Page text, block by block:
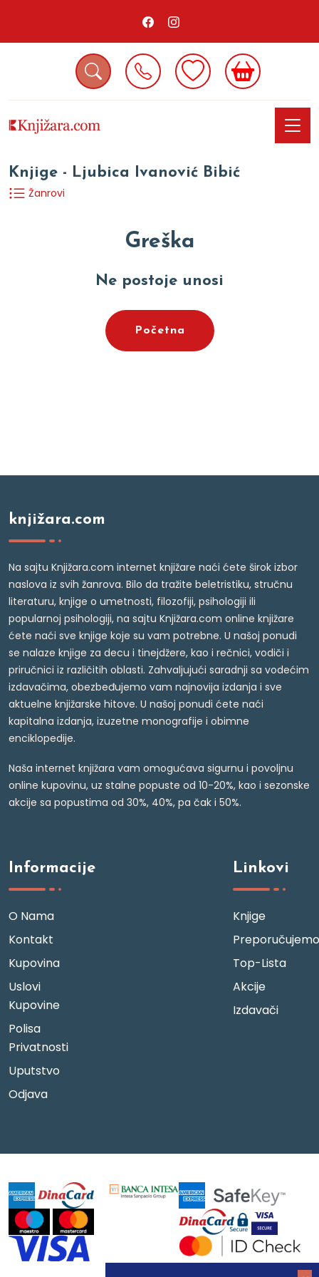
Knjige - Ljubica Ivanović Bibić
Žanrovi
Greška
Ne postoje unosi
Početna
knjižara.com
Na sajtu Knjižara.com internet knjižare naći ćete širok izbor
naslova iz svih žanrova. Bilo da tražite beletristiku, stručnu
literaturu, knjige o umetnosti, filozofiji, psihologiji ili
popularnoj psihologiji, na sajtu Knjižara.com online knjižare
ćete naći sve knjige koje su vam potrebne. U našoj ponudi
se nalaze knjige za decu i tinejdžere, kao i rečnici, vodiči i
priručnici iz različitih oblasti. Zahvaljujući saradnji sa vodećim
izdavačima, obezbeđujemo vam najnovija izdanja i sve
aktuelne knjižarske hitove. U našoj ponudi ćete naći
kapitalna izdanja, izuzetne monografije i obimne
enciklopedije.
Naša internet knjižara vam omogućava sigurnu i povoljnu
online kupovinu, uz stalne popuste od 10-20%, kao i sezonske
akcije sa popustima od 30%, 40%, pa čak i 50%.
Informacije
O Nama
Kontakt
Kupovina
Uslovi
Kupovine
Polisa
Privatnosti
Uputstvo
Odjava
Linkovi
Knjige
Preporučujemo
Top-Lista
Akcije
Izdavači